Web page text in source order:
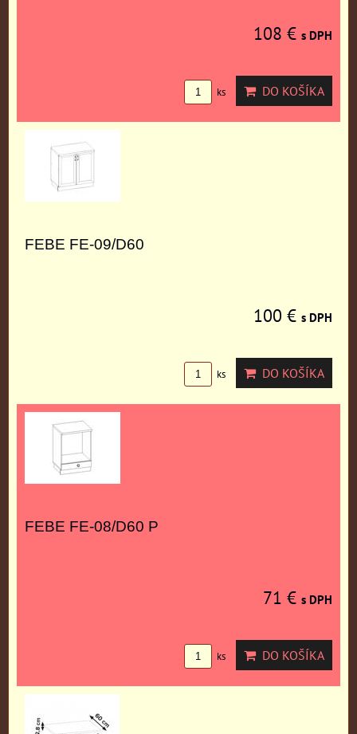
108 € s DPH
ks DO KOŠÍKA
FEBE FE-09/D60
100 € s DPH
ks DO KOŠÍKA
FEBE FE-08/D60 P
71 € s DPH
ks DO KOŠÍKA